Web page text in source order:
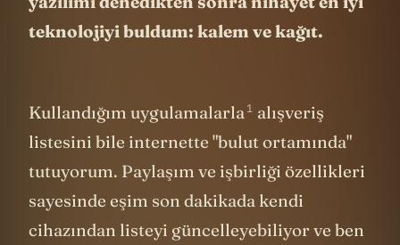
teknolojiyi buldum: kalem ve kağıt.
Kullandığım uygulamalarla1 alışveriş
listesini bile internette "bulut ortamında"
tutuyorum. Paylaşım ve işbirliği özellikleri
sayesinde eşim son dakikada kendi
cihazından listeyi güncelleyebiliyor ve ben